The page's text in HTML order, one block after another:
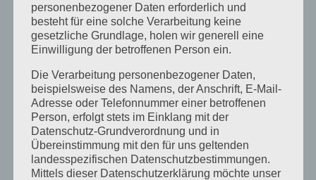
Neueste Beiträge
Schulcamps unter dem Motto: American vs.
Britsh English
Unser Camp macht Pause
Unser Englischcamp Team stellt sich vor – Kyle
Barry
Herbstcamp im Indian Summer
Unser Rivers and Lakes Camp
personenbezogener Daten erforderlich und
besteht für eine solche Verarbeitung keine
gesetzliche Grundlage, holen wir generell eine
Einwilligung der betroffenen Person ein.
Die Verarbeitung personenbezogener Daten,
beispielsweise des Namens, der Anschrift, E-Mail-
Adresse oder Telefonnummer einer betroffenen
Person, erfolgt stets im Einklang mit der
Datenschutz-Grundverordnung und in
Übereinstimmung mit den für uns geltenden
landesspezifischen Datenschutzbestimmungen.
Mittels dieser Datenschutzerklärung möchte unser